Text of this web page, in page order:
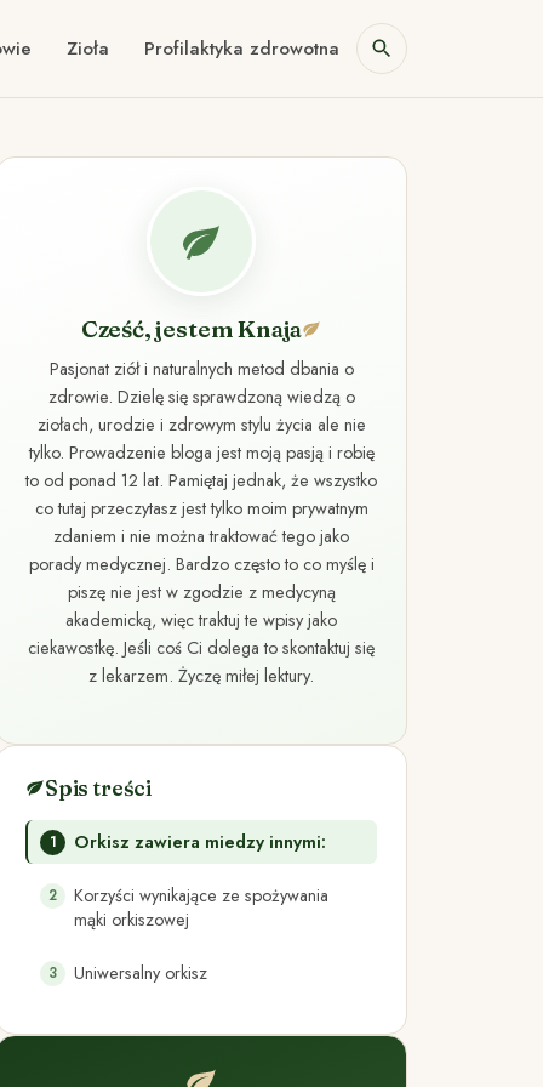
Zioła Profilaktyka zdrowotna
Cześć, jestem Knaja
Pasjonat ziół i naturalnych metod dbania o
zdrowie. Dzielę się sprawdzoną wiedzą o
ziołach, urodzie i zdrowym stylu życia ale nie
tylko. Prowadzenie bloga jest moją pasją i robię
to od ponad 12 lat. Pamiętaj jednak, że wszystko
co tutaj przeczytasz jest tylko moim prywatnym
zdaniem i nie można traktować tego jako
porady medycznej. Bardzo często to co myślę i
piszę nie jest w zgodzie z medycyną
akademicką, więc traktuj te wpisy jako
ciekawostkę. Jeśli coś Ci dolega to skontaktuj się
z lekarzem. Życzę miłej lektury.
Spis treści
Orkisz zawiera miedzy innymi:
Korzyści wynikające ze spożywania
mąki orkiszowej
Uniwersalny orkisz